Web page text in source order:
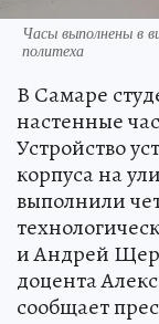
Часы выполнены в
политеха
В Самаре
настенные
Устройство
корпуса на
выполнили
и Андрей
доцента
сообщает